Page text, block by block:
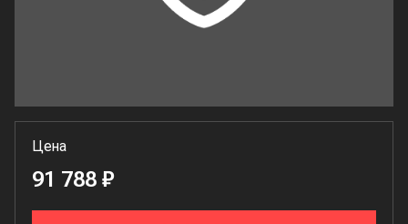
Цена
91 788 ₽